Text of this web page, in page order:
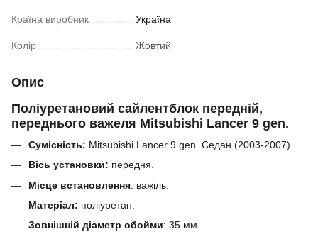
Країна виробник Україна
Колір Жовтий
Опис
Поліуретановий сайлентблок передній,
переднього важеля Mitsubishi Lancer 9 gen.
Сумісність: Mitsubishi Lancer 9 gen. Седан (2003-2007).
Вісь установки: передня.
Місце встановлення: важіль.
Матеріал: поліуретан.
Зовнішній діаметр обойми: 35 мм.